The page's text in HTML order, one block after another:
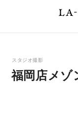
スタジオ撮影
福岡店メゾ